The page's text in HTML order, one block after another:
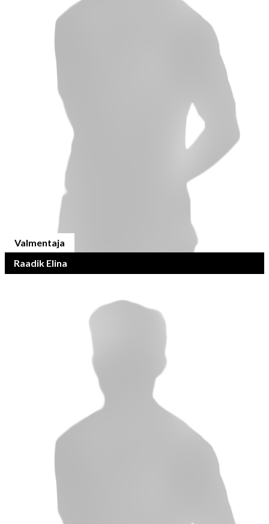
Valmentaja
Raadik Elina